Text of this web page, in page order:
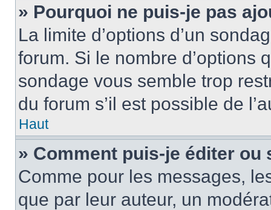
» Pourquoi ne puis-je pas
La limite d’options d’un
forum. Si le nombre d’options
sondage vous semble trop
du forum s’il est possible de
Haut
» Comment puis-je éditer ou
Comme pour les messages,
que par leur auteur, un